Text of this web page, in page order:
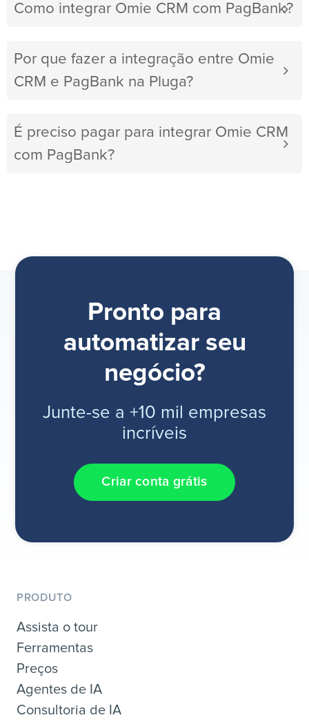
Como integrar Omie CRM com PagBank?
Por que fazer a integração entre Omie
CRM e PagBank na Pluga?
É preciso pagar para integrar Omie CRM
com PagBank?
Pronto para
automatizar seu
negócio?
Junte-se a +10 mil empresas
incríveis
Criar conta grátis
PRODUTO
Assista o tour
Ferramentas
Preços
Agentes de IA
Consultoria de IA